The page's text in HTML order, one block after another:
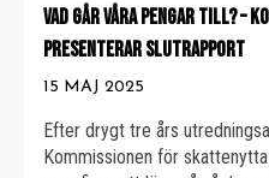
VAD GÅR VÅRA PENGAR TILL? –
PRESENTERAR SLUTRAPPORT
15 MAJ 2025
Efter drygt tre års
Kommissionen för